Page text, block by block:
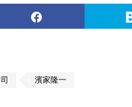
濱家隆一